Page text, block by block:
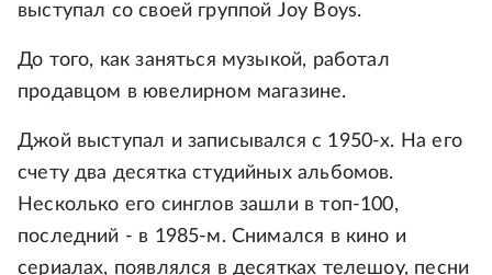
выступал со своей группой Joy Boys.
До того, как заняться музыкой, работал
продавцом в ювелирном магазине.
Джой выступал и записывался с 1950-х. На его
счету два десятка студийных альбомов.
Несколько его синглов зашли в топ-100,
последний - в 1985-м. Снимался в кино и
сериалах, появлялся в десятках телешоу, песни